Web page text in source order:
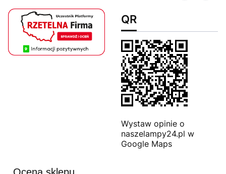
QR
Wystaw opinie o
naszelampy24.pl w
Google Maps